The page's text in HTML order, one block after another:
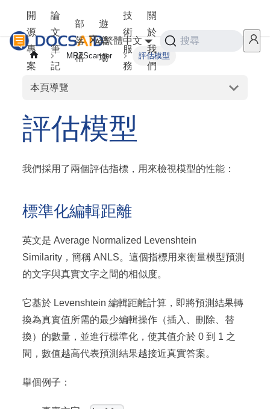
開
源
專
案
論
文
筆
記
部
落
格
遊
樂
場
技
術
服
務
關
於
我
們
繁體中文 搜尋
MRZScanner 評估模型
本頁導覽
評估模型
我們採用了兩個評估指標，用來檢視模型的性能：
標準化編輯距離
英文是 Average Normalized Levenshtein
Similarity，簡稱 ANLS。這個指標用來衡量模型預測
的文字與真實文字之間的相似度。
它基於 Levenshtein 編輯距離計算，即將預測結果轉
換為真實值所需的最少編輯操作（插入、刪除、替
換）的數量，並進行標準化，使其值介於 0 到 1 之
間，數值越高代表預測結果越接近真實答案。
舉個例子：